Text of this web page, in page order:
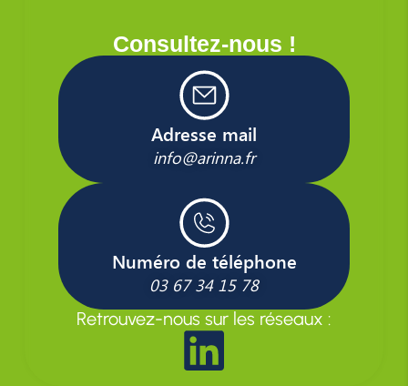
Consultez-nous !
Adresse mail
info@arinna.fr
Numéro de téléphone
03 67 34 15 78
Retrouvez-nous sur les réseaux :